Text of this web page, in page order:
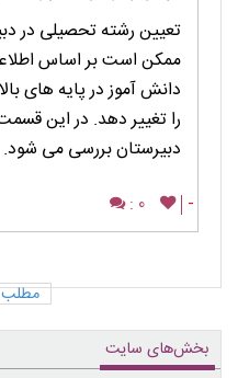
تعیین رشته تحصیلی در
ممکن است بر اساس
دانش آموز در پایه های
را تغییر دهد. در این
دبیرستان بررسی می شود.
-
0 :
مطلب
بخش‌های سایت